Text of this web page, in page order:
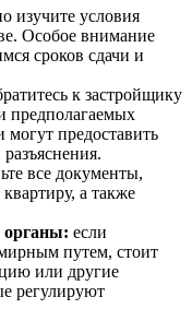
изучите условия
Особое внимание
сроков сдачи и
к застройщику
предполагаемых
могут предоставить
все документы,
а также
органы: если
путем, стоит
или другие
регулируют